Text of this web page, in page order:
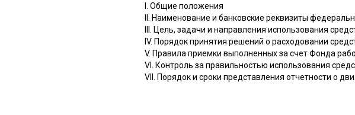
I. Общие положения
II. Наименование и банковские реквизиты
III. Цель, задачи и направления использования
IV. Порядок принятия решений о расходовании
V. Правила приемки выполненных за счет Фонда
VI. Контроль за правильностью использования
VII. Порядок и сроки представления отчетности о